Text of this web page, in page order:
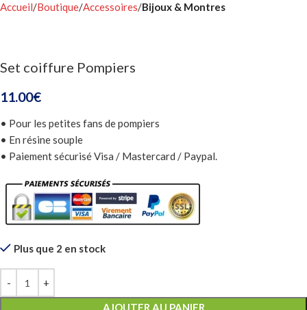
Accueil Boutique Accessoires Bijoux & Montres
Set coiffure Pompiers
11.00€
• Pour les petites fans de pompiers
• En résine souple
• Paiement sécurisé Visa / Mastercard / Paypal.
Plus que 2 en stock
AJOUTER AU PANIER